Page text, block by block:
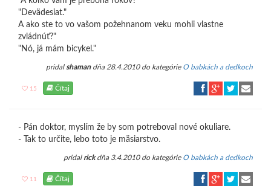
"Devädesiat."
A ako ste to vo vašom požehnanom veku mohli vlastne
zvládnúť?"
"Nó, já mám bicykel."
pridal shamandňa 28.4.2010 do kategórie O babkách a dedkoch
15 Čítaj
- Pán doktor, myslím že by som potreboval nové okuliare.
- Tak to určite, lebo toto je mäsiarstvo.
pridal rickdňa 3.4.2010 do kategórie O babkách a dedkoch
11 Čítaj